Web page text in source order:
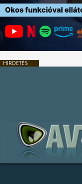
HIRDETÉS